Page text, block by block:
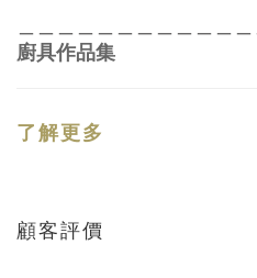
廚具作品集
了解更多
顧客評價